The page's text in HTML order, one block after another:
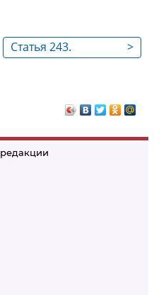
>
Статья 243.
культурного
наследия
(памятников